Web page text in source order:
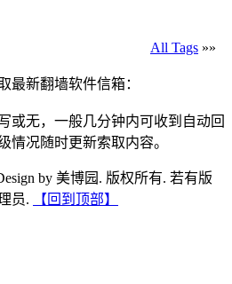
All Tags »»
最新翻墙软件信箱：
或无，一般几分钟内可收到自动回
情况随时更新索取内容。
by 美博园. 版权所有. 若有版
员.
【回到顶部】